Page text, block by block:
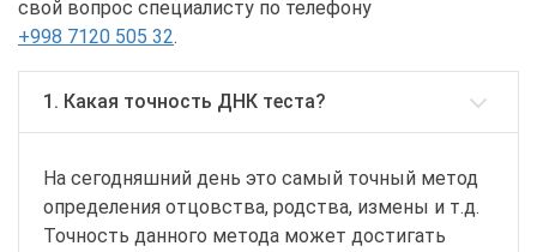
свой вопрос специалисту по телефону
+998 7120 505 32.
1. Какая точность ДНК теста?
На сегодняшний день это самый точный метод
определения отцовства, родства, измены и т.д.
Точность данного метода может достигать